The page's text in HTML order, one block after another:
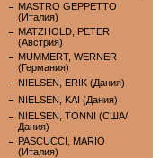
MASTRO GEPPETTO
(Италия)
MATZHOLD, PETER
(Австрия)
MUMMERT, WERNER
(Германия)
NIELSEN, ERIK (Дания)
NIELSEN, KAI (Дания)
NIELSEN, TONNI (США/
Дания)
PASCUCCI, MARIO
(Италия)